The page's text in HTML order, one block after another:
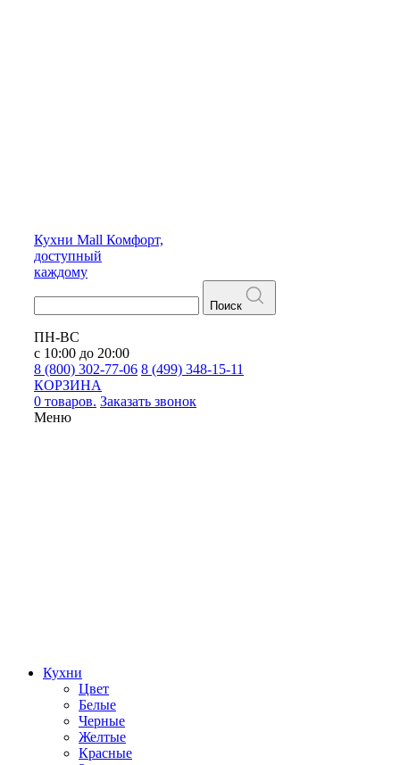
Кухни Mall Комфорт,
доступный
каждому
Поиск
ПН-ВС
с 10:00 до 20:00
8 (800) 302-77-06 8 (499) 348-15-11
КОРЗИНА
0 товаров. Заказать звонок
Меню
Кухни
Цвет
Белые
Черные
Желтые
Красные